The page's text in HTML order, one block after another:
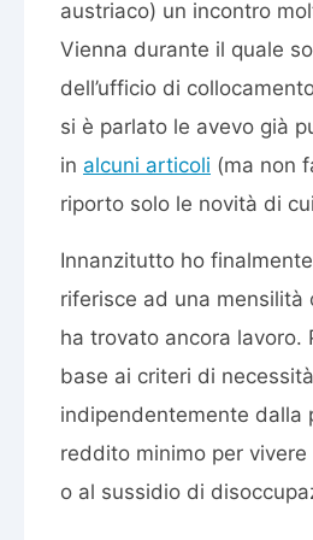
austriaco) un incontro
Vienna durante il quale
dell’ufficio di
si è parlato le avevo già
in alcuni articoli (ma non
riporto solo le novità di
Innanzitutto ho
riferisce ad una mensilità
ha trovato ancora lavoro.
base ai criteri di
indipendentemente dalla
reddito minimo per
o al sussidio di